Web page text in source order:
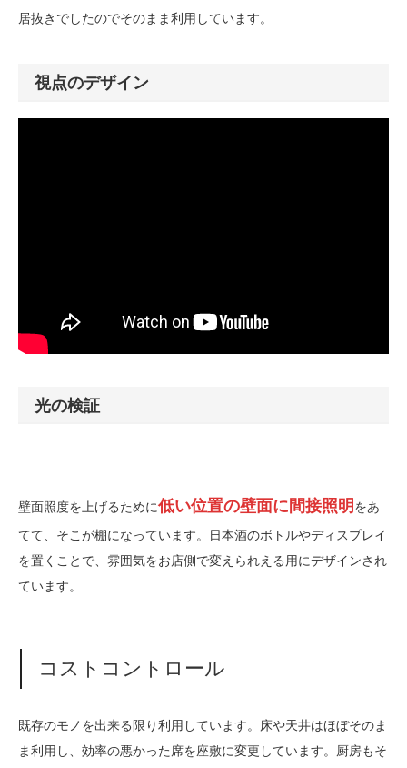
居抜きでしたのでそのまま利用しています。
視点のデザイン
光の検証
壁面照度を上げるために低い位置の壁面に間接照明 をあ
てて、そこが棚になっています。日本酒のボトルやディスプレイ
を置くことで、雰囲気をお店側で変えられえる用にデザインされ
ています。
コストコントロール
既存のモノを出来る限り利用しています。床や天井はほぼそのま
ま利用し、効率の悪かった席を座敷に変更しています。厨房もそ